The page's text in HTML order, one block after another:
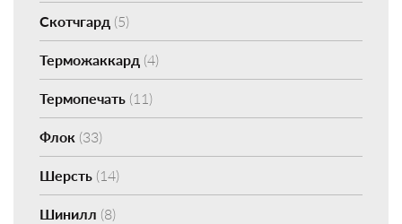
Скотчгард (5)
Терможаккард (4)
Термопечать (11)
Флок (33)
Шерсть (14)
Шинилл (8)